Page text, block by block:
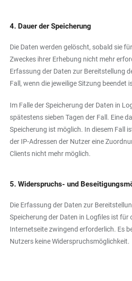
4. Dauer der Speicherung
Die Daten werden gelöscht, sobald sie
Zweckes ihrer Erhebung nicht mehr
Erfassung der Daten zur Bereitstellung
Fall, wenn die jeweilige Sitzung beendet
Im Falle der Speicherung der Daten in
spätestens sieben Tagen der Fall. Eine
Speicherung ist möglich. In diesem Fall
der IP-Adressen der Nutzer eine
Clients nicht mehr möglich.
5. Widerspruchs- und
Die Erfassung der Daten zur
Speicherung der Daten in Logfiles ist für
Internetseite zwingend erforderlich. Es
Nutzers keine Widerspruchsmöglichkeit.